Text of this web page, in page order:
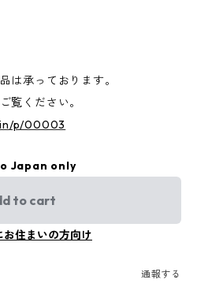
は承っております。
覧ください。
p/00003
Japan only
to cart
お住まいの方向け
通報する